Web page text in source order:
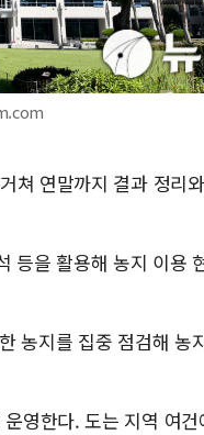
쳐 연말까지 결과 정리
등을 활용해 농지 이용
농지를 집중 점검해 농
영한다. 도는 지역 여